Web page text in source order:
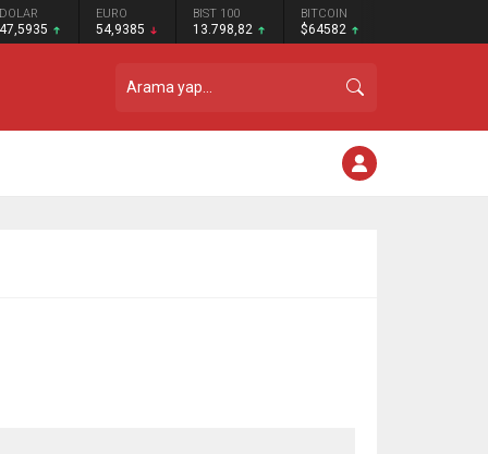
DOLAR
47,5935
EURO
54,9385
BIST 100
13.798,82
BITCOIN
$64582